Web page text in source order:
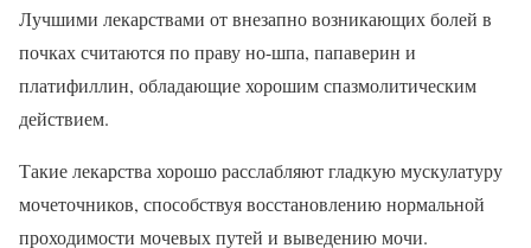
Лучшими лекарствами от внезапно возникающих болей в
почках считаются по праву но-шпа, папаверин и
платифиллин, обладающие хорошим спазмолитическим
действием.
Такие лекарства хорошо расслабляют гладкую мускулатуру
мочеточников, способствуя восстановлению нормальной
проходимости мочевых путей и выведению мочи.